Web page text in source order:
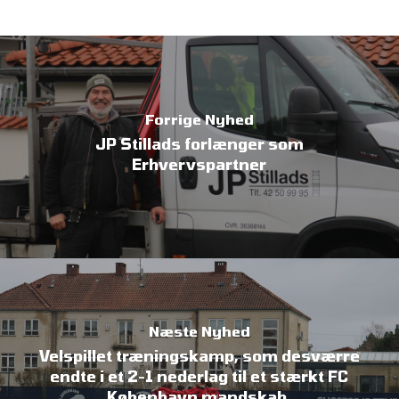
Forrige Nyhed
JP Stillads forlænger som
Erhvervspartner
Næste Nyhed
Velspillet træningskamp, som desværre
endte i et 2-1 nederlag til et stærkt FC